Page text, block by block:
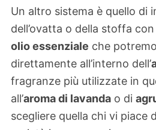
Un altro sistema è quello di
dell’ovatta o della stoffa
olio essenziale che
direttamente all’interno dell’
fragranze più utilizzate in
all’aroma di lavanda o di
scegliere quella chi vi piace